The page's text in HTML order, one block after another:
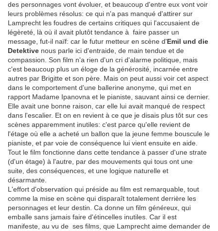
des personnages vont évoluer, et beaucoup d'entre eux vont voir
leurs problèmes résolus: ce qui n'a pas manqué d'attirer sur
Lamprecht les foudres de certains critiques qui l'accusaient de
légèreté, là où il avait plutôt tendance à faire passer un
message, fut-il naïf: car le futur metteur en scène d'Emil und die
Detektive nous parle ici d'entraide, de main tendue et de
compassion. Son film n'a rien d'un cri d'alarme politique, mais
c'est beaucoup plus un éloge de la générosité, incarnée entre
autres par Brigitte et son père. Mais on peut aussi voir cet aspect
dans le comportement d'une ballerine anonyme, qui met en
rapport Madame Ipanovna et le pianiste, sauvant ainsi ce dernier.
Elle avait une bonne raison, car elle lui avait manqué de respect
dans l'escalier. Et on en revient à ce que je disais plus tôt sur ces
scènes apparemment inutiles: c'est parce qu'elle revient de
l'étage où elle a acheté un ballon que la jeune femme bouscule le
pianiste, et par voie de conséquence lui vient ensuite en aide.
Tout le film fonctionne dans cette tendance à passer d'une strate
(d'un étage) à l'autre, par des mouvements qui tous ont une
suite, des conséquences, et une logique naturelle et
désarmante.
L'effort d'observation qui préside au film est remarquable, tout
comme la mise en scène qui disparaît totalement derrière les
personnages et leur destin. Ca donne un film généreux, qui
emballe sans jamais faire d'étincelles inutiles. Car il est
manifeste, au vu de ses films, que Lamprecht aime demander de